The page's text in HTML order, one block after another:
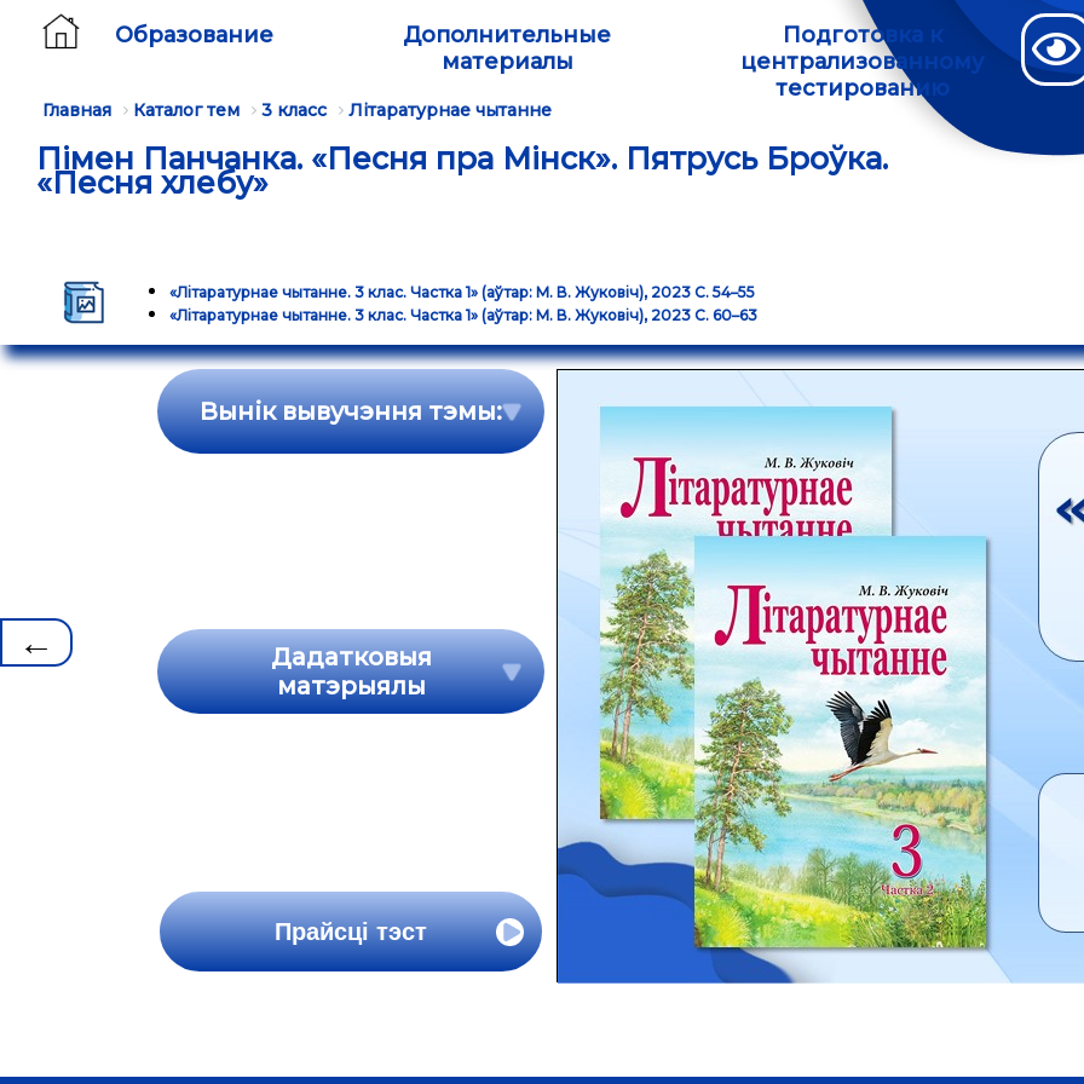
Образование
Дополнительные
материалы
Подготовка к
централизованному
тестированию
Главная Каталог тем 3 класс Літаратурнае чытанне
Пiмен Панчанка. «Песня пра Мiнск». Пятрусь Броўка.
«Песня хлебу»
«Літаратурнае чытанне. 3 клас. Частка 1» (аўтар: М. В. Жуковіч), 2023 С. 54–55
«Літаратурнае чытанне. 3 клас. Частка 1» (аўтар: М. В. Жуковіч), 2023 С. 60–63
←
Вынік вывучэння тэмы:
Дадатковыя
матэрыялы
Прайсці тэст